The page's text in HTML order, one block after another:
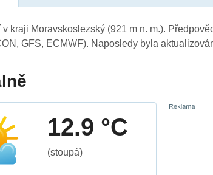
kraji Moravskoslezský (921 m n. m.).
GFS, ECMWF). Naposledy byla
12.9 °C
(stoupá)